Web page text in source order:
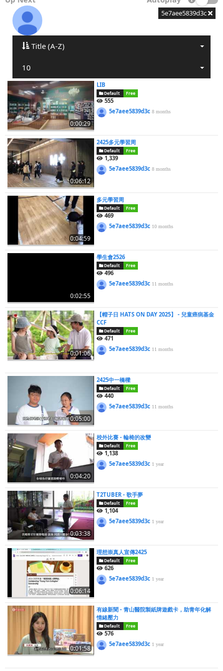
5e7aee5839d3c
Title (A-Z)
10
0:00:29
LIB
Default Free
555
5e7aee5839d3c8 months
0:06:12
2425多元學習周
Default Free
1,339
5e7aee5839d3c8 months
0:04:59
多元學習周
Default Free
469
5e7aee5839d3c 10 months
0:02:55
學生會2526
Default Free
496
5e7aee5839d3c 11 months
0:01:06
【帽子日 HATS ON DAY 2025】 - 兒童癌病基金
CCF
Default Free
471
5e7aee5839d3c 11 months
0:05:00
2425中一橋樑
Default Free
440
5e7aee5839d3c 11 months
0:04:20
校外比賽 - 輪椅的改變
Default Free
1,138
5e7aee5839d3c 1 year
0:03:38
T2TUBER - 歌手夢
Default Free
1,104
5e7aee5839d3c 1 year
0:06:14
理想崇真人宣傳2425
Default Free
626
5e7aee5839d3c 1 year
0:01:58
有線新聞 - 青山醫院製紙牌遊戲卡，助青年化解
情緒壓力
Default Free
576
5e7aee5839d3c 1 year